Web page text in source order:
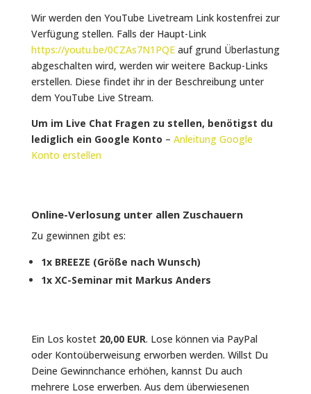
Wir werden den YouTube Livetream Link kostenfrei zur
Verfügung stellen. Falls der Haupt-Link
https://youtu.be/0CZAs7N1PQEauf grund Überlastung
abgeschalten wird, werden wir weitere Backup-Links
erstellen. Diese findet ihr in der Beschreibung unter
dem YouTube Live Stream.
Um im Live Chat Fragen zu stellen, benötigst du
lediglich ein Google Konto – Anleitung Google
Konto erstellen
Online-Verlosung unter allen Zuschauern
Zu gewinnen gibt es:
1x BREEZE (Größe nach Wunsch)
1x XC-Seminar mit Markus Anders
Ein Los kostet 20,00 EUR. Lose können via PayPal
oder Kontoüberweisung erworben werden. Willst Du
Deine Gewinnchance erhöhen, kannst Du auch
mehrere Lose erwerben. Aus dem überwiesenen